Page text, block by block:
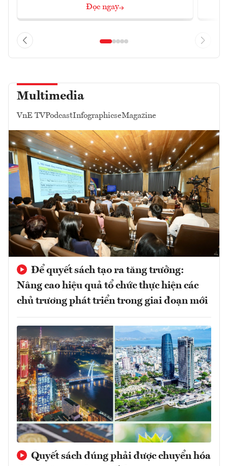
Đọc ngay
Multimedia
VnE TVPodcastInfographicseMagazine
Để quyết sách tạo ra tăng trưởng:
Nâng cao hiệu quả tổ chức thực hiện các
chủ trương phát triển trong giai đoạn mới
Quyết sách đúng phải được chuyển hóa